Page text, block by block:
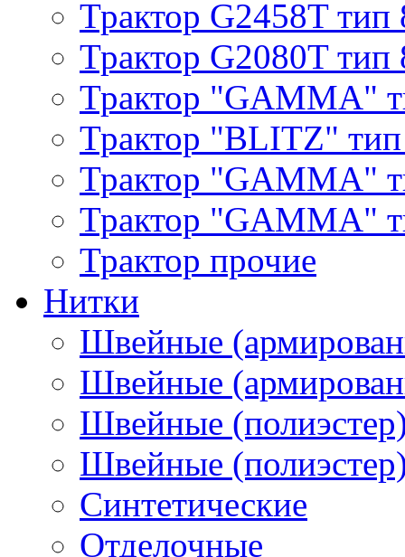
Трактор G2458T тип
Трактор G2080T тип
Трактор "GAMMA"
Трактор "BLITZ"
Трактор "GAMMA"
Трактор "GAMMA"
Трактор прочие
Нитки
Швейные
Швейные
Швейные
Швейные
Синтетические
Отделочные